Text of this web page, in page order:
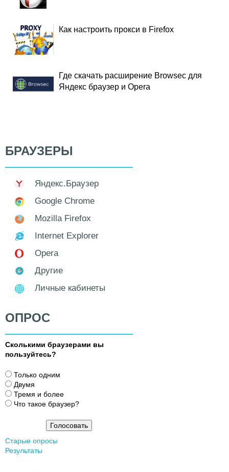
Как настроить прокси в Firefox
Где скачать расширение Browsec для
Яндекс браузер и Opera
БРАУЗЕРЫ
Яндекс.Браузер
Google Chrome
Mozilla Firefox
Internet Explorer
Opera
Другие
Личные кабинеты
ОПРОС
Сколькими браузерами вы
пользуйтесь?
В
а
р
и
ы
Только одним
Двумя
Тремя и более
Что такое браузер?
Старые опросы
Результаты